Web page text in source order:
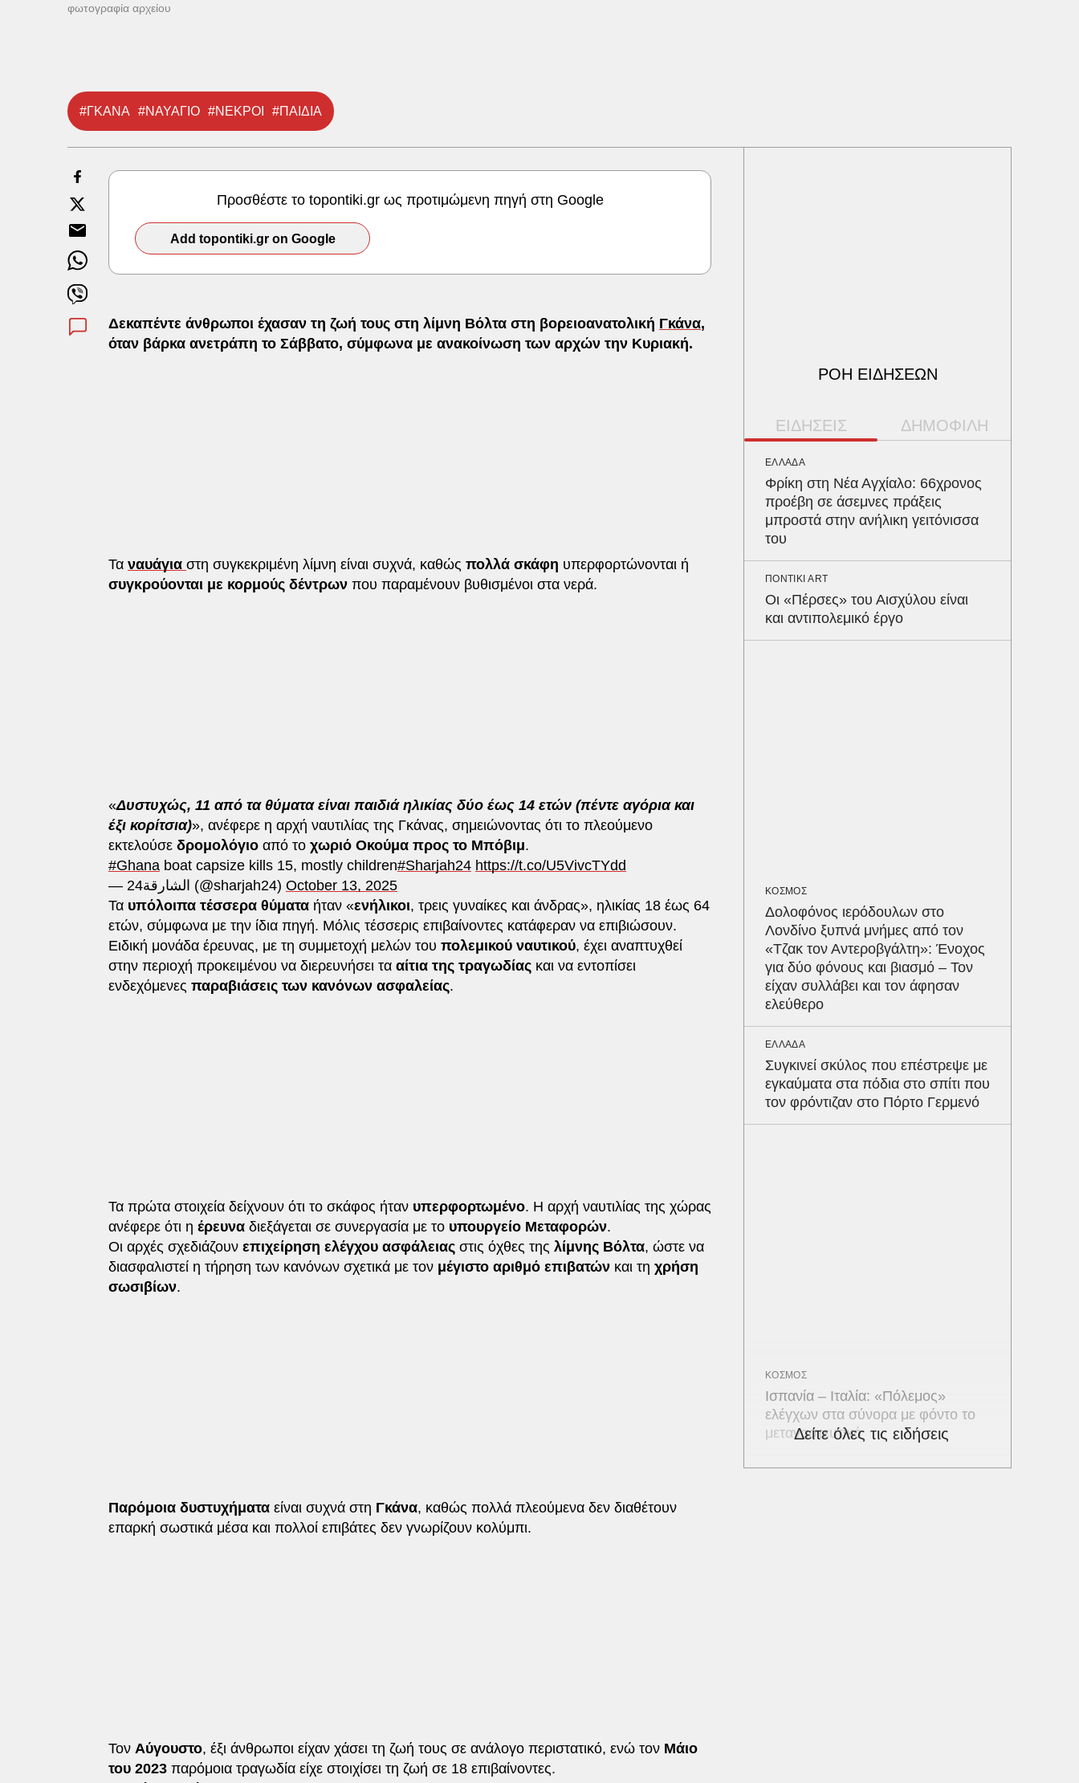
φωτογραφία αρχείου
#ΓΚΑΝΑ #ΝΑΥΑΓΙΟ #ΝΕΚΡΟΙ #ΠΑΙΔΙΑ
Προσθέστε το topontiki.gr ως προτιμώμενη πηγή στη Google
Add topontiki.gr on Google
Δεκαπέντε άνθρωποι έχασαν τη ζωή τους στη λίμνη Βόλτα στη βορειοανατολική Γκάνα,
όταν βάρκα ανετράπη το Σάββατο, σύμφωνα με ανακοίνωση των αρχών την Κυριακή.
Τα ναυάγια στη συγκεκριμένη λίμνη είναι συχνά, καθώς πολλά σκάφη υπερφορτώνονται ή
συγκρούονται με κορμούς δέντρων που παραμένουν βυθισμένοι στα νερά.
«Δυστυχώς, 11 από τα θύματα είναι παιδιά ηλικίας δύο έως 14 ετών (πέντε αγόρια και
έξι κορίτσια)», ανέφερε η αρχή ναυτιλίας της Γκάνας, σημειώνοντας ότι το πλεούμενο
εκτελούσε δρομολόγιο από το χωριό Οκούμα προς το Μπόβιμ.
#Ghana boat capsize kills 15, mostly children#Sharjah24 https://t.co/U5VivcTYdd
— الشارقة24 (@sharjah24) October 13, 2025
Τα υπόλοιπα τέσσερα θύματα ήταν «ενήλικοι, τρεις γυναίκες και άνδρας», ηλικίας 18 έως 64
ετών, σύμφωνα με την ίδια πηγή. Μόλις τέσσερις επιβαίνοντες κατάφεραν να επιβιώσουν.
Ειδική μονάδα έρευνας, με τη συμμετοχή μελών του πολεμικού ναυτικού, έχει αναπτυχθεί
στην περιοχή προκειμένου να διερευνήσει τα αίτια της τραγωδίας και να εντοπίσει
ενδεχόμενες παραβιάσεις των κανόνων ασφαλείας.
Τα πρώτα στοιχεία δείχνουν ότι το σκάφος ήταν υπερφορτωμένο. Η αρχή ναυτιλίας της χώρας
ανέφερε ότι η έρευνα διεξάγεται σε συνεργασία με το υπουργείο Μεταφορών.
Οι αρχές σχεδιάζουν επιχείρηση ελέγχου ασφάλειας στις όχθες της λίμνης Βόλτα, ώστε να
διασφαλιστεί η τήρηση των κανόνων σχετικά με τον μέγιστο αριθμό επιβατών και τη χρήση
σωσιβίων.
Παρόμοια δυστυχήματα είναι συχνά στη Γκάνα, καθώς πολλά πλεούμενα δεν διαθέτουν
επαρκή σωστικά μέσα και πολλοί επιβάτες δεν γνωρίζουν κολύμπι.
Τον Αύγουστο, έξι άνθρωποι είχαν χάσει τη ζωή τους σε ανάλογο περιστατικό, ενώ τον Μάιο
του 2023 παρόμοια τραγωδία είχε στοιχίσει τη ζωή σε 18 επιβαίνοντες.
ΡΟΗ ΕΙΔΗΣΕΩΝ
ΕΙΔΗΣΕΙΣ ΔΗΜΟΦΙΛΗ
ΕΛΛΑΔΑ
Φρίκη στη Νέα Αγχίαλο: 66χρονος
προέβη σε άσεμνες πράξεις
μπροστά στην ανήλικη γειτόνισσα
του
ΠΟΝΤΙΚΙ ART
Οι «Πέρσες» του Αισχύλου είναι
και αντιπολεμικό έργο
ΚΟΣΜΟΣ
Δολοφόνος ιερόδουλων στο
Λονδίνο ξυπνά μνήμες από τον
«Τζακ τον Αντεροβγάλτη»: Ένοχος
για δύο φόνους και βιασμό – Τον
είχαν συλλάβει και τον άφησαν
ελεύθερο
ΕΛΛΑΔΑ
Συγκινεί σκύλος που επέστρεψε με
εγκαύματα στα πόδια στο σπίτι που
τον φρόντιζαν στο Πόρτο Γερμενό
ΚΟΣΜΟΣ
Ισπανία – Ιταλία: «Πόλεμος»
ελέγχων στα σύνορα με φόντο το
μεταναστευτικό
Δείτε όλες τις ειδήσεις